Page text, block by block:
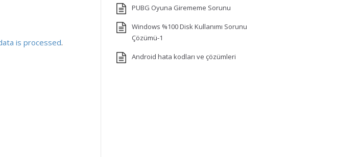
is processed.
PUBG Oyuna Girememe Sorunu
Windows %100 Disk Kullanımı Sorunu
Çözümü-1
Android hata kodları ve çözümleri